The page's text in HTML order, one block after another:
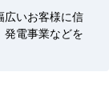
広いお客様に信
電事業などを